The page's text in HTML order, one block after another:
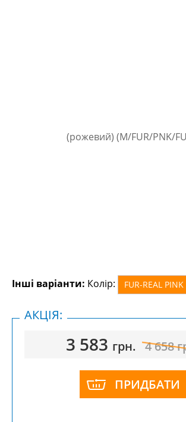
Інші варіанти: Колір: FUR-REAL PINK
3 583 грн. 4 658
ПРИДБАТИ
АКЦІЯ: